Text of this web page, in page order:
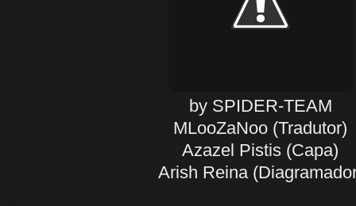
by SPIDER-TEAM
MLooZaNoo (Tradutor)
Azazel Pistis (Capa)
Arish Reina